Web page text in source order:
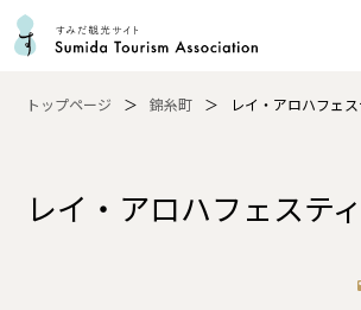
トップページ 錦糸町 レイ・アロハフェ
レイ・アロハフェステ